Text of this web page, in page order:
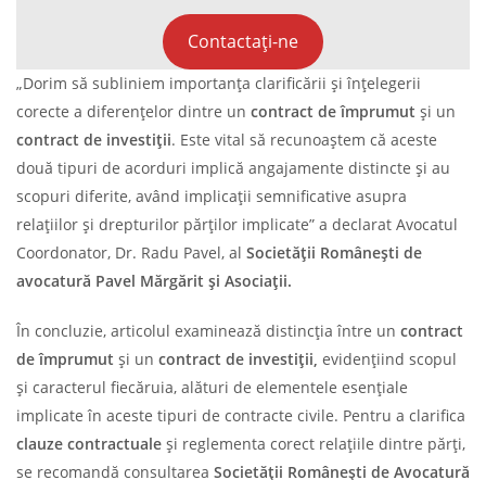
Contactați-ne
„Dorim să subliniem importanța clarificării și înțelegerii
corecte a diferențelor dintre un contract de împrumut și un
contract de investiții. Este vital să recunoaștem că aceste
două tipuri de acorduri implică angajamente distincte și au
scopuri diferite, având implicații semnificative asupra
relațiilor și drepturilor părților implicate” a declarat Avocatul
Coordonator, Dr. Radu Pavel, al Societății Românești de
avocatură Pavel Mărgărit și Asociații.
În concluzie, articolul examinează distincția între un contract
de împrumut și un contract de investiții, evidențiind scopul
și caracterul fiecăruia, alături de elementele esențiale
implicate în aceste tipuri de contracte civile. Pentru a clarifica
clauze contractuale și reglementa corect relațiile dintre părți,
se recomandă consultarea Societății Românești de Avocatură